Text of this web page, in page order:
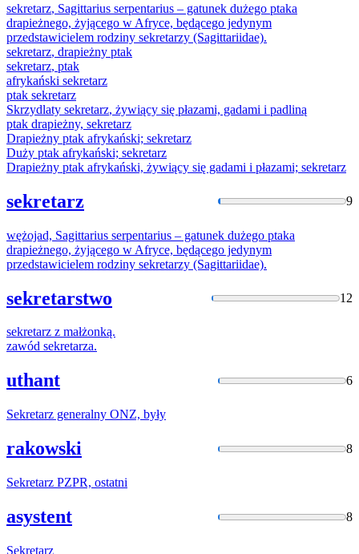
sekretarz, Sagittarius serpentarius – gatunek dużego ptaka
drapieżnego, żyjącego w Afryce, będącego jedynym
przedstawicielem rodziny sekretarzy (Sagittariidae).
sekretarz, drapieżny ptak
sekretarz, ptak
afrykański sekretarz
ptak sekretarz
Skrzydlaty sekretarz, żywiący się płazami, gadami i padliną
ptak drapieżny, sekretarz
Drapieżny ptak afrykański; sekretarz
Duży ptak afrykański; sekretarz
Drapieżny ptak afrykański, żywiący się gadami i płazami; sekretarz
sekretarz 9
wężojad, Sagittarius serpentarius – gatunek dużego ptaka
drapieżnego, żyjącego w Afryce, będącego jedynym
przedstawicielem rodziny sekretarzy (Sagittariidae).
sekretarstwo 12
sekretarz z małżonką.
zawód sekretarza.
uthant 6
Sekretarz generalny ONZ, były
rakowski 8
Sekretarz PZPR, ostatni
asystent 8
Sekretarz